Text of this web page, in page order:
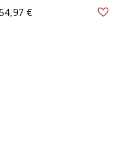
pour salons et cuisines - 2
110 V-120 V Bronze
54,97 €